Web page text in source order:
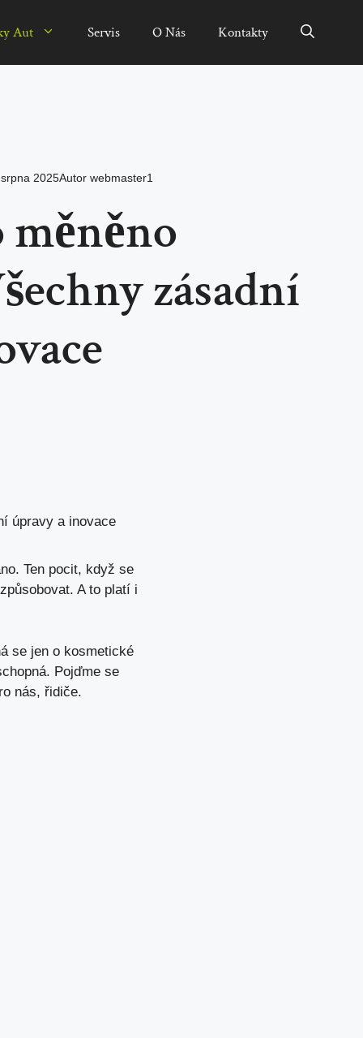
Aut Servis O Nás Kontakty
2025Autor webmaster1
zásadní
úpravy a inovace
Ten pocit, když se
A to platí i
se jen o kosmetické
Pojďme se
nás, řidiče.